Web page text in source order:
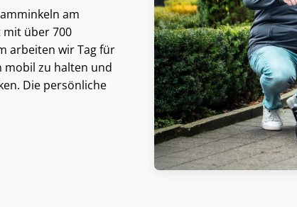
am
über 700
arbeiten wir Tag für
mobil zu halten und
Die persönliche